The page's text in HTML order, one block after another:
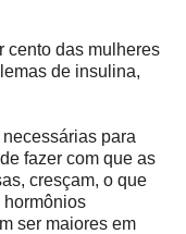
cento das mulheres
de insulina,
para
fazer com que as
cresçam, o que
hormônios
ser maiores em